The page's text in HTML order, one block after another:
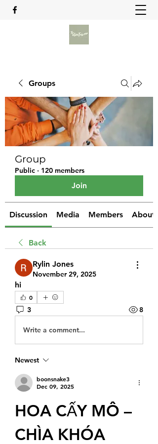
Groups
Group
Public · 120 members
Join
Discussion Media Members About
Back
Rylin Jones
November 29, 2025
hi
0
3 8
Write a comment...
Newest
boonsnake3
Dec 09, 2025
HOA CẤY MÔ –
CHÌA KHÓA